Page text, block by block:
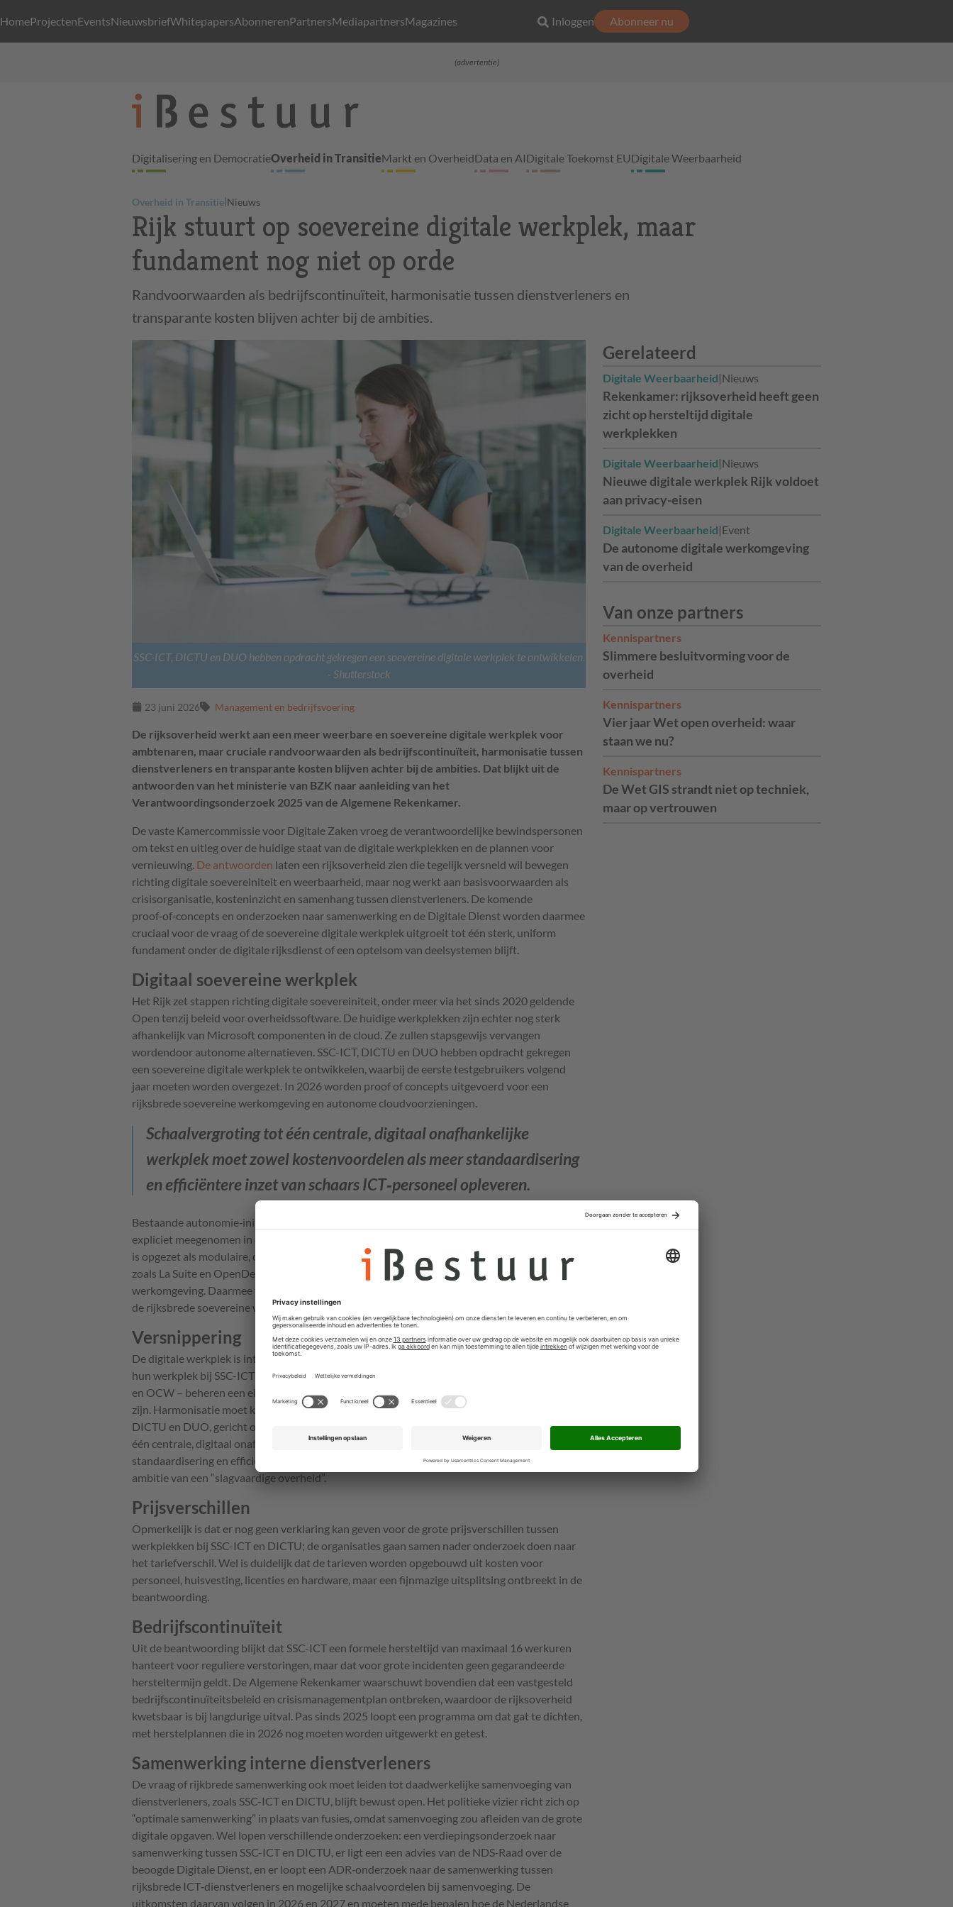
HomeProjectenEventsNieuwsbriefWhitepapersAbonnerenPartnersMediapartnersMagazines Inloggen Abonneer nu
(advertentie)
Digitalisering en DemocratieOverheid in TransitieMarkt en OverheidData en AIDigitale Toekomst EUDigitale Weerbaarheid
Overheid in Transitie|Nieuws
Rijk stuurt op soevereine digitale werkplek, maar
fundament nog niet op orde
Randvoorwaarden als bedrijfscontinuïteit, harmonisatie tussen dienstverleners en
transparante kosten blijven achter bij de ambities.
SSC-ICT, DICTU en DUO hebben opdracht gekregen een soevereine digitale werkplek te ontwikkelen.
- Shutterstock
23 juni 2026 Management en bedrijfsvoering
Gerelateerd
Digitale Weerbaarheid|Nieuws
Rekenkamer: rijksoverheid heeft geen
zicht op hersteltijd digitale
werkplekken
Digitale Weerbaarheid|Nieuws
Nieuwe digitale werkplek Rijk voldoet
aan privacy-eisen
Digitale Weerbaarheid|Event
De autonome digitale werkomgeving
van de overheid
Van onze partners
Kennispartners
Slimmere besluitvorming voor de
overheid
Kennispartners
Vier jaar Wet open overheid: waar
staan we nu?
Kennispartners
De Wet GIS strandt niet op techniek,
maar op vertrouwen
De rijksoverheid werkt aan een meer weerbare en soevereine digitale werkplek voor
ambtenaren, maar cruciale randvoorwaarden als bedrijfscontinuïteit, harmonisatie tussen
dienstverleners en transparante kosten blijven achter bij de ambities. Dat blijkt uit de
antwoorden van het ministerie van BZK naar aanleiding van het
Verantwoordingsonderzoek 2025 van de Algemene Rekenkamer.
De vaste Kamercommissie voor Digitale Zaken vroeg de verantwoordelijke bewindspersonen
om tekst en uitleg over de huidige staat van de digitale werkplekken en de plannen voor
vernieuwing. De antwoorden laten een rijksoverheid zien die tegelijk versneld wil bewegen
richting digitale soevereiniteit en weerbaarheid, maar nog werkt aan basisvoorwaarden als
crisisorganisatie, kosteninzicht en samenhang tussen dienstverleners. De komende
proof‑of‑concepts en onderzoeken naar samenwerking en de Digitale Dienst worden daarmee
cruciaal voor de vraag of de soevereine digitale werkplek uitgroeit tot één sterk, uniform
fundament onder de digitale rijksdienst of een optelsom van deelsystemen blijft.
Digitaal soevereine werkplek
Het Rijk zet stappen richting digitale soevereiniteit, onder meer via het sinds 2020 geldende
Open tenzij beleid voor overheidssoftware. De huidige werkplekken zijn echter nog sterk
afhankelijk van Microsoft componenten in de cloud. Ze zullen stapsgewijs vervangen
wordendoor autonome alternatieven. SSC-ICT, DICTU en DUO hebben opdracht gekregen
een soevereine digitale werkplek te ontwikkelen, waarbij de eerste testgebruikers volgend
jaar moeten worden overgezet. In 2026 worden proof of concepts uitgevoerd voor een
rijksbrede soevereine werkomgeving en autonome cloudvoorzieningen.
Schaalvergroting tot één centrale, digitaal onafhankelijke
werkplek moet zowel kostenvoordelen als meer standaardisering
en efficiëntere inzet van schaars ICT‑personeel opleveren.
Bestaande autonomie‑initiatieven, zoals MijnBureau en andere Europese projecten, worden
expliciet meegenomen in de zoektocht naar een rijksbrede soevereine werkplek. MijnBureau
is opgezet als modulaire, open source samenwerkomgeving waarin Europese bouwstenen
zoals La Suite en OpenDesk, plus Nextcloud, worden gecombineerd tot een autonome digitale
werkomgeving. Daarmee fungeert het als praktische proeftuin voor de type oplossingen die in
de rijksbrede soevereine werkplek kunnen landen.
Versnippering
De digitale werkplek is intussen organisatorisch versnipperd: zeven departementen kopen
hun werkplek bij SSC-ICT in, twee bij DICTU en drie – waaronder Algemene Zaken, Defensie
en OCW – beheren een eigen voorziening, zonder dat hun beweegredenen centraal in beeld
zijn. Harmonisatie moet komen van een gezamenlijke soevereine werkplek van SSC-ICT,
DICTU en DUO, gericht op tien departementen. Volgens het kabinet kan schaalvergroting tot
één centrale, digitaal onafhankelijke werkplek zowel kostenvoordelen als meer
standaardisering en efficiëntere inzet van schaars ICT‑personeel opleveren, wat past bij de
ambitie van een “slagvaardige overheid”.
Prijsverschillen
Opmerkelijk is dat er nog geen verklaring kan geven voor de grote prijsverschillen tussen
werkplekken bij SSC-ICT en DICTU; de organisaties gaan samen nader onderzoek doen naar
het tariefverschil. Wel is duidelijk dat de tarieven worden opgebouwd uit kosten voor
personeel, huisvesting, licenties en hardware, maar een fijnmazige uitsplitsing ontbreekt in de
beantwoording.
Bedrijfscontinuïteit
Uit de beantwoording blijkt dat SSC-ICT een formele hersteltijd van maximaal 16 werkuren
hanteert voor reguliere verstoringen, maar dat voor grote incidenten geen gegarandeerde
hersteltermijn geldt. De Algemene Rekenkamer waarschuwt bovendien dat een vastgesteld
bedrijfscontinuïteitsbeleid en crisismanagementplan ontbreken, waardoor de rijksoverheid
kwetsbaar is bij langdurige uitval. Pas sinds 2025 loopt een programma om dat gat te dichten,
met herstelplannen die in 2026 nog moeten worden uitgewerkt en getest.
Samenwerking interne dienstverleners
De vraag of rijkbrede samenwerking ook moet leiden tot daadwerkelijke samenvoeging van
dienstverleners, zoals SSC-ICT en DICTU, blijft bewust open. Het politieke vizier richt zich op
“optimale samenwerking” in plaats van fusies, omdat samenvoeging zou afleiden van de grote
digitale opgaven. Wel lopen verschillende onderzoeken: een verdiepingsonderzoek naar
samenwerking tussen SSC-ICT en DICTU, er ligt een een advies van de NDS‑Raad over de
beoogde Digitale Dienst, en er loopt een ADR‑onderzoek naar de samenwerking tussen
rijksbrede ICT‑dienstverleners en mogelijke schaalvoordelen bij samenvoeging. De
uitkomsten daarvan volgen in 2026 en 2027 en moeten mede bepalen hoe de Nederlandse